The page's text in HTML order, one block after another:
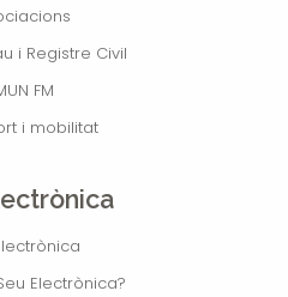
i Registre Civil
FM
i mobilitat
Electrònica?